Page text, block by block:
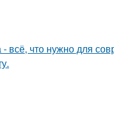
всё, что нужно для